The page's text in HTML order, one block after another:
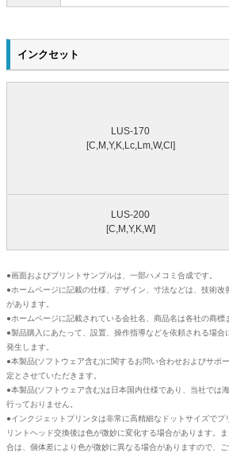
インクセット
LUS-170
[C,M,Y,K,Lc,Lm,W,Cl]
LUS-200
[C,M,Y,K,W]
●画面およびプリントサンプルは、一部ハメコミ合成です。
●ホームページに記載の仕様、デザイン、寸法などは、技術改
があります。
●ホームページに記載されている会社名、商品名は各社の商標
●製品購入にあたって、設置、操作指導などを依頼される場
発生します。
●本製品(ソフトウェア含む)に関するお問い合わせおよびサポ
定とさせていただきます。
●本製品(ソフトウェア含む)は日本国内仕様であり、当社では
行っておりません。
●インクジェットプリンタは非常に高精細なドットサイズで
リントヘッド交換後は色が微妙に変化する場合があります。
合は、個体差により色が微妙に異なる場合がありますので、ご